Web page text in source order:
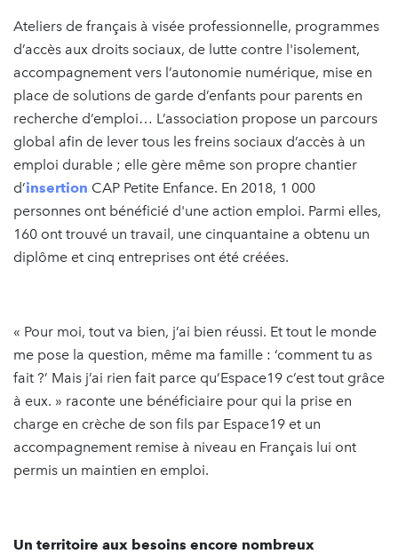
Ateliers de français à visée professionnelle, programmes
d’accès aux droits sociaux, de lutte contre l'isolement,
accompagnement vers l’autonomie numérique, mise en
place de solutions de garde d’enfants pour parents en
recherche d’emploi… L’association propose un parcours
global afin de lever tous les freins sociaux d’accès à un
emploi durable ; elle gère même son propre chantier
d’insertion CAP Petite Enfance. En 2018, 1 000
personnes ont bénéficié d'une action emploi. Parmi elles,
160 ont trouvé un travail, une cinquantaine a obtenu un
diplôme et cinq entreprises ont été créées.
« Pour moi, tout va bien, j’ai bien réussi. Et tout le monde
me pose la question, même ma famille : ‘comment tu as
fait ?’ Mais j’ai rien fait parce qu’Espace19 c’est tout grâce
à eux. » raconte une bénéficiaire pour qui la prise en
charge en crèche de son fils par Espace19 et un
accompagnement remise à niveau en Français lui ont
permis un maintien en emploi.
Un territoire aux besoins encore nombreux